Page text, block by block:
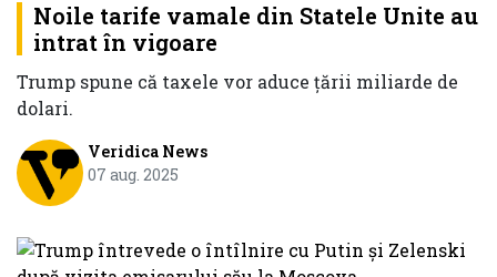
Noile tarife vamale din Statele Unite au
intrat în vigoare
Trump spune că taxele vor aduce ţării miliarde de
dolari.
Veridica News
07 aug. 2025